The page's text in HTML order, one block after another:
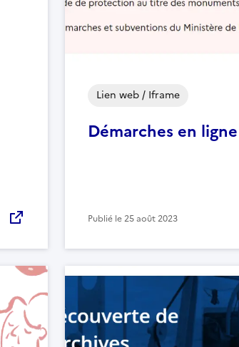
Démarches en ligne
Lien web / Iframe
Publié le25 août 2023